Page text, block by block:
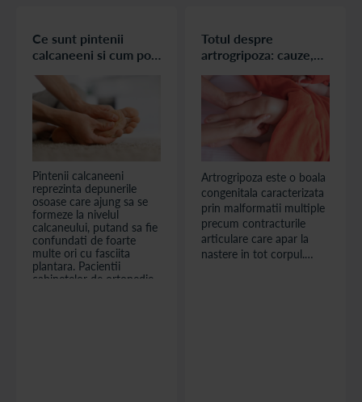
Ce sunt pintenii
calcaneeni si cum pot
Pintenii calcaneeni
reprezinta depunerile
osoase care ajung sa se
formeze la nivelul
calcaneului, putand sa fie
confundati de foarte
multe ori cu fasciita
plantara. Pacientii
cabinetelor de ortopedie
Totul despre
artrogripoza: cauze,
Artrogripoza este o boala
congenitala caracterizata
prin malformatii multiple
precum contracturile
articulare care apar la
nastere in tot corpul.